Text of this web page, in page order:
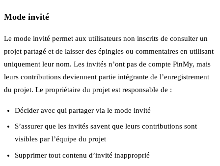
Mode invité
Le mode invité permet aux utilisateurs non inscrits de consulter un
projet partagé et de laisser des épingles ou commentaires en utilisant
uniquement leur nom. Les invités n’ont pas de compte PinMy, mais
leurs contributions deviennent partie intégrante de l’enregistrement
du projet. Le propriétaire du projet est responsable de :
Décider avec qui partager via le mode invité
S’assurer que les invités savent que leurs contributions sont
visibles par l’équipe du projet
Supprimer tout contenu d’invité inapproprié